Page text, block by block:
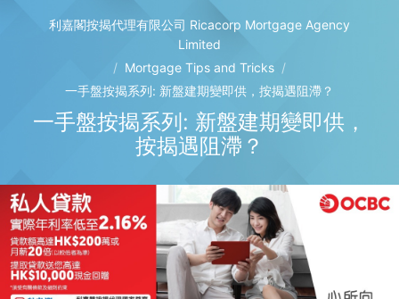
利嘉閣按揭代理有限公司 Ricacorp Mortgage Agency
Limited
/ Mortgage Tips and Tricks /
一手盤按揭系列: 新盤建期變即供，按揭遇阻滯？
一手盤按揭系列: 新盤建期變即供，
按揭遇阻滯？